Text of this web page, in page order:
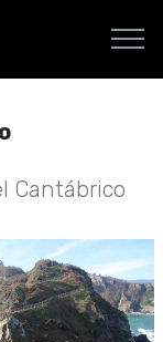
Cantábrico